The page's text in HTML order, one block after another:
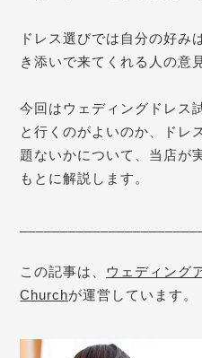
ドレス選びでは自分の好み
き添いで来てくれる人の意
今回はウェディングドレス
と行くのがよいのか、ドレ
題ないかについて、当店が
もとに解説します。
この記事は、 ウェディング
Churchが運営しています。